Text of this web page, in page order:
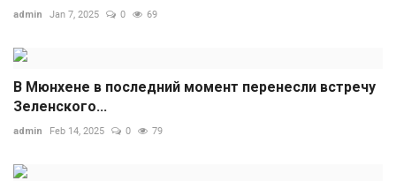
admin Jan 7, 2025 0 69
В Мюнхене в последний момент перенесли встречу
Зеленского...
admin Feb 14, 2025 0 79